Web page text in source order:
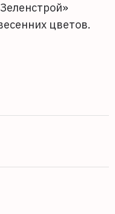
цветов.